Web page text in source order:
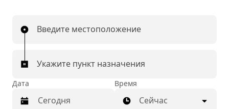
Введите местоположение
Укажите пункт назначения
Дата Время
Сейчас